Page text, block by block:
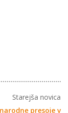
Starejša novica
presoje v